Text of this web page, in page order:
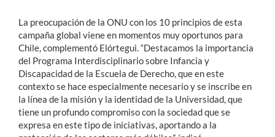
La preocupación de la ONU con los 10 principios de esta
campaña global viene en momentos muy oportunos para
Chile, complementó Elórtegui. “Destacamos la importancia
del Programa Interdisciplinario sobre Infancia y
Discapacidad de la Escuela de Derecho, que en este
contexto se hace especialmente necesario y se inscribe en
la línea de la misión y la identidad de la Universidad, que
tiene un profundo compromiso con la sociedad que se
expresa en este tipo de iniciativas, aportando a la